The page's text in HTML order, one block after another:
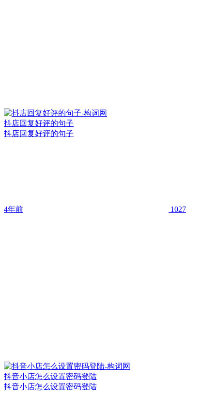
抖店回复好评的句子
抖店回复好评的句子
4年前 1027
抖音小店怎么设置密码登陆
抖音小店怎么设置密码登陆